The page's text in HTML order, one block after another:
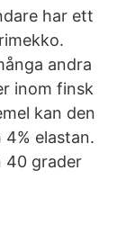
har ett
andra
inom finsk
kan den
elastan.
40 grader